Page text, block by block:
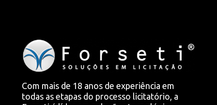
Com mais de 18 anos de experiência em
todas as etapas do processo licitatório, a